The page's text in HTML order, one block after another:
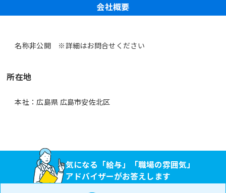
会社概要
名称非公開 ※詳細はお問合せください
所在地
本社：広島県 広島市安佐北区
気になる「給与」「職場の雰囲気」
アドバイザーがお答えします